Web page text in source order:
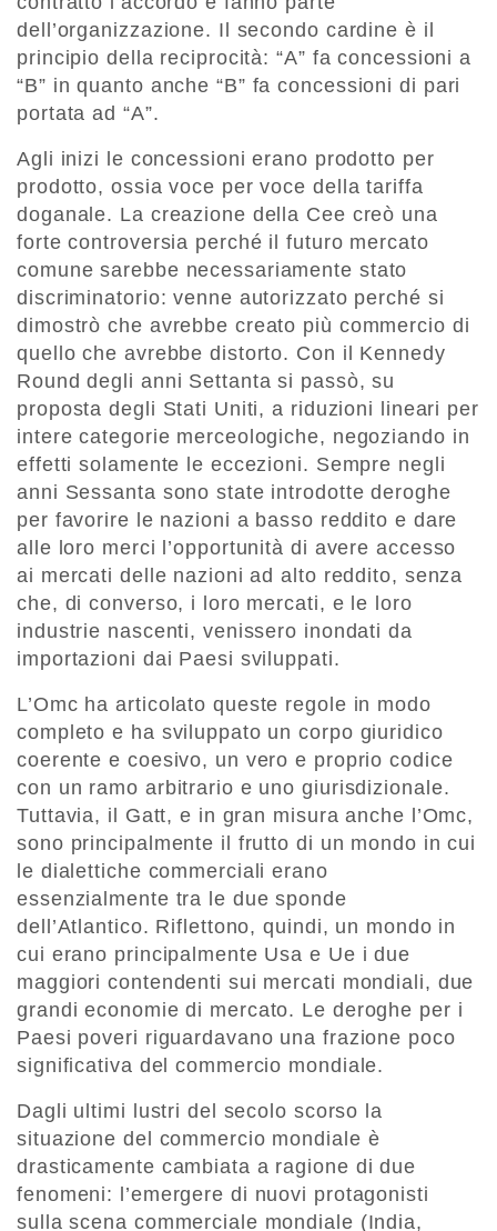
dell’organizzazione. Il secondo cardine è il
principio della reciprocità: “A” fa concessioni a
“B” in quanto anche “B” fa concessioni di pari
portata ad “A”.
Agli inizi le concessioni erano prodotto per
prodotto, ossia voce per voce della tariffa
doganale. La creazione della Cee creò una
forte controversia perché il futuro mercato
comune sarebbe necessariamente stato
discriminatorio: venne autorizzato perché si
dimostrò che avrebbe creato più commercio di
quello che avrebbe distorto. Con il Kennedy
Round degli anni Settanta si passò, su
proposta degli Stati Uniti, a riduzioni lineari per
intere categorie merceologiche, negoziando in
effetti solamente le eccezioni. Sempre negli
anni Sessanta sono state introdotte deroghe
per favorire le nazioni a basso reddito e dare
alle loro merci l’opportunità di avere accesso
ai mercati delle nazioni ad alto reddito, senza
che, di converso, i loro mercati, e le loro
industrie nascenti, venissero inondati da
importazioni dai Paesi sviluppati.
L’Omc ha articolato queste regole in modo
completo e ha sviluppato un corpo giuridico
coerente e coesivo, un vero e proprio codice
con un ramo arbitrario e uno giurisdizionale.
Tuttavia, il Gatt, e in gran misura anche l’Omc,
sono principalmente il frutto di un mondo in cui
le dialettiche commerciali erano
essenzialmente tra le due sponde
dell’Atlantico. Riflettono, quindi, un mondo in
cui erano principalmente Usa e Ue i due
maggiori contendenti sui mercati mondiali, due
grandi economie di mercato. Le deroghe per i
Paesi poveri riguardavano una frazione poco
significativa del commercio mondiale.
Dagli ultimi lustri del secolo scorso la
situazione del commercio mondiale è
drasticamente cambiata a ragione di due
fenomeni: l’emergere di nuovi protagonisti
sulla scena commerciale mondiale (India,